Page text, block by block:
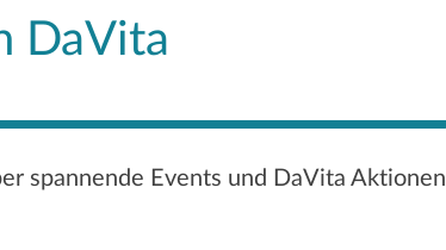
DaVita
spannende Events und DaVita Aktionen